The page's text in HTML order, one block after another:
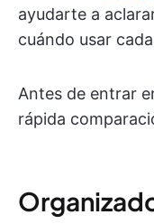
ayudarte a
cuándo usar
Antes de entrar
rápida